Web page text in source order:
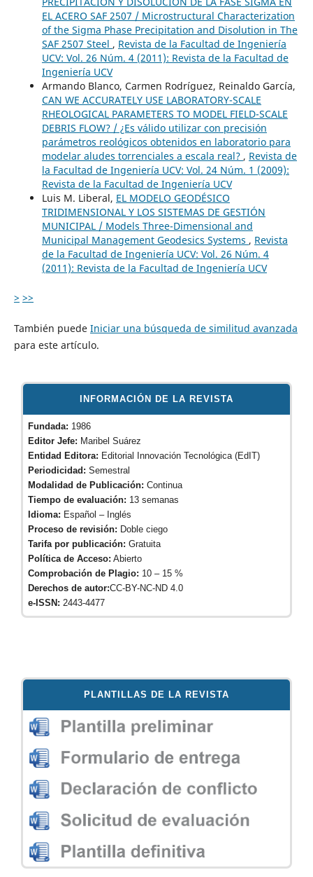
EL ACERO SAF 2507 / Microstructural Characterization
of the Sigma Phase Precipitation and Disolution in The
SAF 2507 Steel , Revista de la Facultad de Ingeniería
UCV: Vol. 26 Núm. 4 (2011): Revista de la Facultad de
Ingeniería UCV
Armando Blanco, Carmen Rodríguez, Reinaldo García,
CAN WE ACCURATELY USE LABORATORY-SCALE
RHEOLOGICAL PARAMETERS TO MODEL FIELD-SCALE
DEBRIS FLOW? / ¿Es válido utilizar con precisión
parámetros reológicos obtenidos en laboratorio para
modelar aludes torrenciales a escala real? , Revista de
la Facultad de Ingeniería UCV: Vol. 24 Núm. 1 (2009):
Revista de la Facultad de Ingeniería UCV
Luis M. Liberal, EL MODELO GEODÉSICO
TRIDIMENSIONAL Y LOS SISTEMAS DE GESTIÓN
MUNICIPAL / Models Three-Dimensional and
Municipal Management Geodesics Systems , Revista
de la Facultad de Ingeniería UCV: Vol. 26 Núm. 4
(2011): Revista de la Facultad de Ingeniería UCV
> >>
También puede Iniciar una búsqueda de similitud avanzada
para este artículo.
INFORMACIÓN DE LA REVISTA
Fundada: 1986
Editor Jefe: Maribel Suárez
Entidad Editora: Editorial Innovación Tecnológica (EdIT)
Periodicidad: Semestral
Modalidad de Publicación: Continua
Tiempo de evaluación: 13 semanas
Idioma: Español – Inglés
Proceso de revisión: Doble ciego
Tarifa por publicación: Gratuita
Política de Acceso: Abierto
Comprobación de Plagio: 10 – 15 %
Derechos de autor:CC-BY-NC-ND 4.0
e-ISSN: 2443-4477
PLANTILLAS DE LA REVISTA